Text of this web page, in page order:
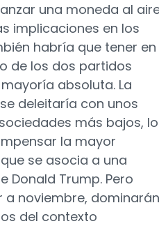
una moneda al
implicaciones en los
habría que tener en
de los dos partidos
absoluta. La
deleitaría con unos
más bajos, lo
la mayor
se asocia a una
Donald Trump. Pero
a noviembre, dominarán
del contexto